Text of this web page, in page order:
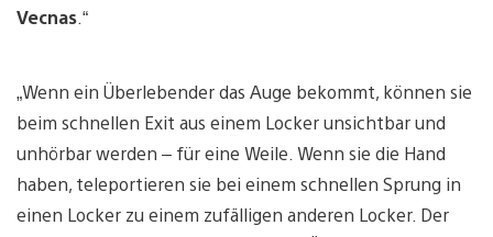
Vecnas.“
„Wenn ein Überlebender das Auge bekommt, können sie
beim schnellen Exit aus einem Locker unsichtbar und
unhörbar werden – für eine Weile. Wenn sie die Hand
haben, teleportieren sie bei einem schnellen Sprung in
einen Locker zu einem zufälligen anderen Locker. Der